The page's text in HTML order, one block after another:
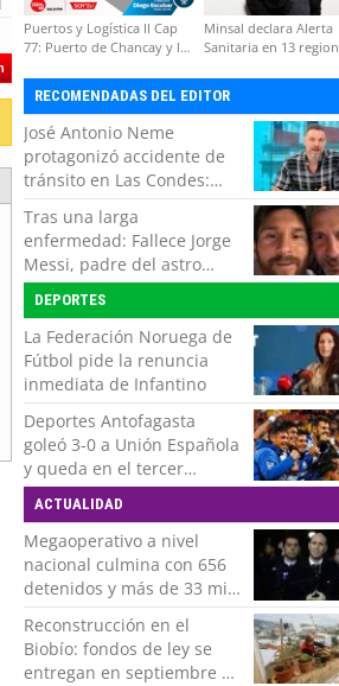
Puertos y Logística II Cap
77: Puerto de Chancay y la
Minsal declara Alerta
Sanitaria en 13
RECOMENDADAS DEL EDITOR
José Antonio Neme
protagonizó accidente de
tránsito en Las Condes:
Colisionó con un
motociclista
Tras una larga
enfermedad: Fallece Jorge
Messi, padre del astro
argentino
DEPORTES
La Federación Noruega de
Fútbol pide la renuncia
inmediata de Infantino
Deportes Antofagasta
goleó 3-0 a Unión Española
y queda en el tercer
puesto de la Liga del
Ascenso
ACTUALIDAD
Megaoperativo a nivel
nacional culmina con 656
detenidos y más de 33 mil
controles realizados
Reconstrucción en el
Biobío: fondos de ley se
entregan en septiembre y